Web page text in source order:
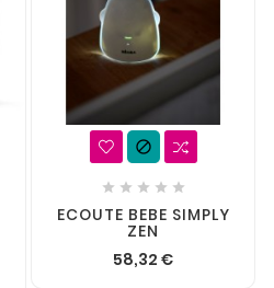

    
ECOUTE BEBE SIMPLY
ZEN
58,32 €